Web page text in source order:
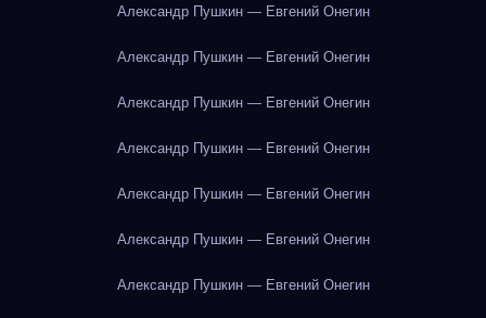
Александр Пушкин — Евгений Онегин
Александр Пушкин — Евгений Онегин
Александр Пушкин — Евгений Онегин
Александр Пушкин — Евгений Онегин
Александр Пушкин — Евгений Онегин
Александр Пушкин — Евгений Онегин
Александр Пушкин — Евгений Онегин